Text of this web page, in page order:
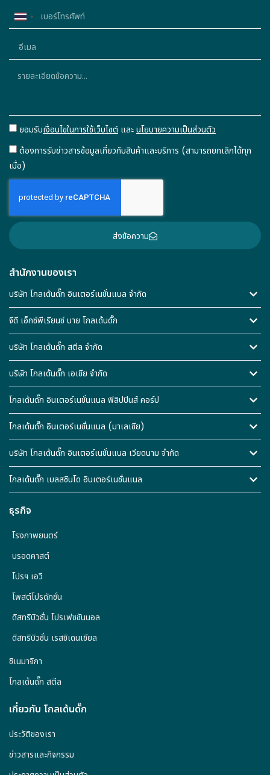
สำนักงานของเรา
บริษัท โกลเด้นดั๊ก อินเตอร์เนชั่นแนล จำกัด
จีดี เอ็กซ์พีเรียนซ์ บาย โกลเด้นดั๊ก
บริษัท โกลเด้นดั๊ก สตีล จำกัด
บริษัท โกลเด้นดั๊ก เอเชีย จำกัด
โกลเด้นดั๊ก อินเตอร์เนชั่นแนล ฟิลิปปินส์ คอร์ป
โกลเด้นดั๊ก อินเตอร์เนชั่นแนล (มาเลเซีย)
บริษัท โกลเด้นดั๊ก อินเตอร์เนชั่นแนล เวียดนาม จำกัด
โกลเด้นดั๊ก เบลสซินโด อินเตอร์เนชั่นแนล
ธุรกิจ
ดิสทริบิวชั่น เรสซิเดนเชียล
ดิสทริบิวชั่น โปรเฟซชันนอล
โพสต์โปรดักชั่น
โปรฯ เอวี
บรอดคาสต์
โรงภาพยนตร์
ซิเนมาจิกา
โกลเด้นดั๊ก สตีล
เกี่ยวกับ โกลเด้นดั๊ก
ประวัติของเรา
ข่าวสารและกิจกรรม
Thailand
ยอมรับเงื่อนไขในการใช้เว็บไซต์ และ นโยบายความเป็นส่วนตัว
ต้องการรับข่าวสารข้อมูลเกี่ยวกับสินค้าและบริการ (สามารถยกเลิกได้ทุก
เมื่อ)
ส่งข้อความ